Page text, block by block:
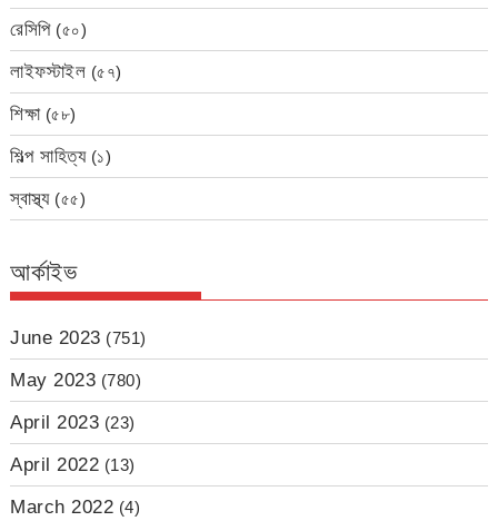
রেসিপি(৫০)
লাইফস্টাইল (৫৭)
শিক্ষা(৫৮)
শিল্প সাহিত্য(১)
স্বাস্থ্য(৫৫)
আর্কাইভ
June 2023 (751)
May 2023 (780)
April 2023 (23)
April 2022 (13)
March 2022 (4)